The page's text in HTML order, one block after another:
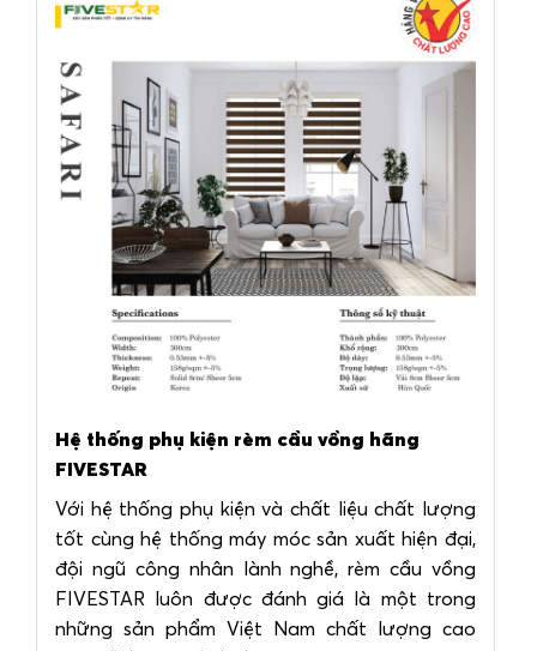
Hệ thống phụ kiện rèm cầu vồng hãng
FIVESTAR
Với hệ thống phụ kiện và chất liệu chất lượng
tốt cùng hệ thống máy móc sản xuất hiện đại,
đội ngũ công nhân lành nghề, rèm cầu vồng
FIVESTAR luôn được đánh giá là một trong
những sản phẩm Việt Nam chất lượng cao